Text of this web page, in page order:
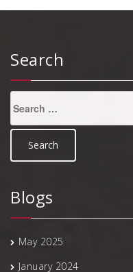
Search
for:
Blogs
May 2025
January 2024